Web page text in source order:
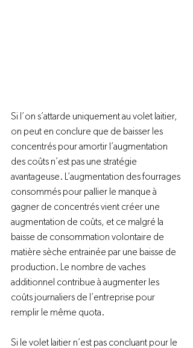
Si l’on s’attarde uniquement au volet laitier,
on peut en conclure que de baisser les
concentrés pour amortir l’augmentation
des coûts n’est pas une stratégie
avantageuse. L’augmentation des fourrages
consommés pour pallier le manque à
gagner de concentrés vient créer une
augmentation de coûts, et ce malgré la
baisse de consommation volontaire de
matière sèche entrainée par une baisse de
production. Le nombre de vaches
additionnel contribue à augmenter les
coûts journaliers de l’entreprise pour
remplir le même quota.
Si le volet laitier n’est pas concluant pour le